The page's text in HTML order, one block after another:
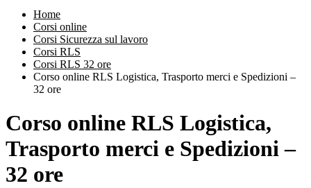
Home
Corsi online
Corsi Sicurezza sul lavoro
Corsi RLS
Corsi RLS 32 ore
Corso online RLS Logistica, Trasporto merci e Spedizioni –
32 ore
Corso online RLS Logistica,
Trasporto merci e Spedizioni –
32 ore